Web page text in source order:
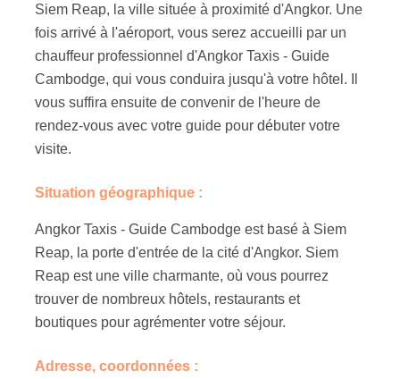
Siem Reap, la ville située à proximité d'Angkor. Une
fois arrivé à l'aéroport, vous serez accueilli par un
chauffeur professionnel d'Angkor Taxis - Guide
Cambodge, qui vous conduira jusqu'à votre hôtel. Il
vous suffira ensuite de convenir de l'heure de
rendez-vous avec votre guide pour débuter votre
visite.
Situation géographique :
Angkor Taxis - Guide Cambodge est basé à Siem
Reap, la porte d'entrée de la cité d'Angkor. Siem
Reap est une ville charmante, où vous pourrez
trouver de nombreux hôtels, restaurants et
boutiques pour agrémenter votre séjour.
Adresse, coordonnées :